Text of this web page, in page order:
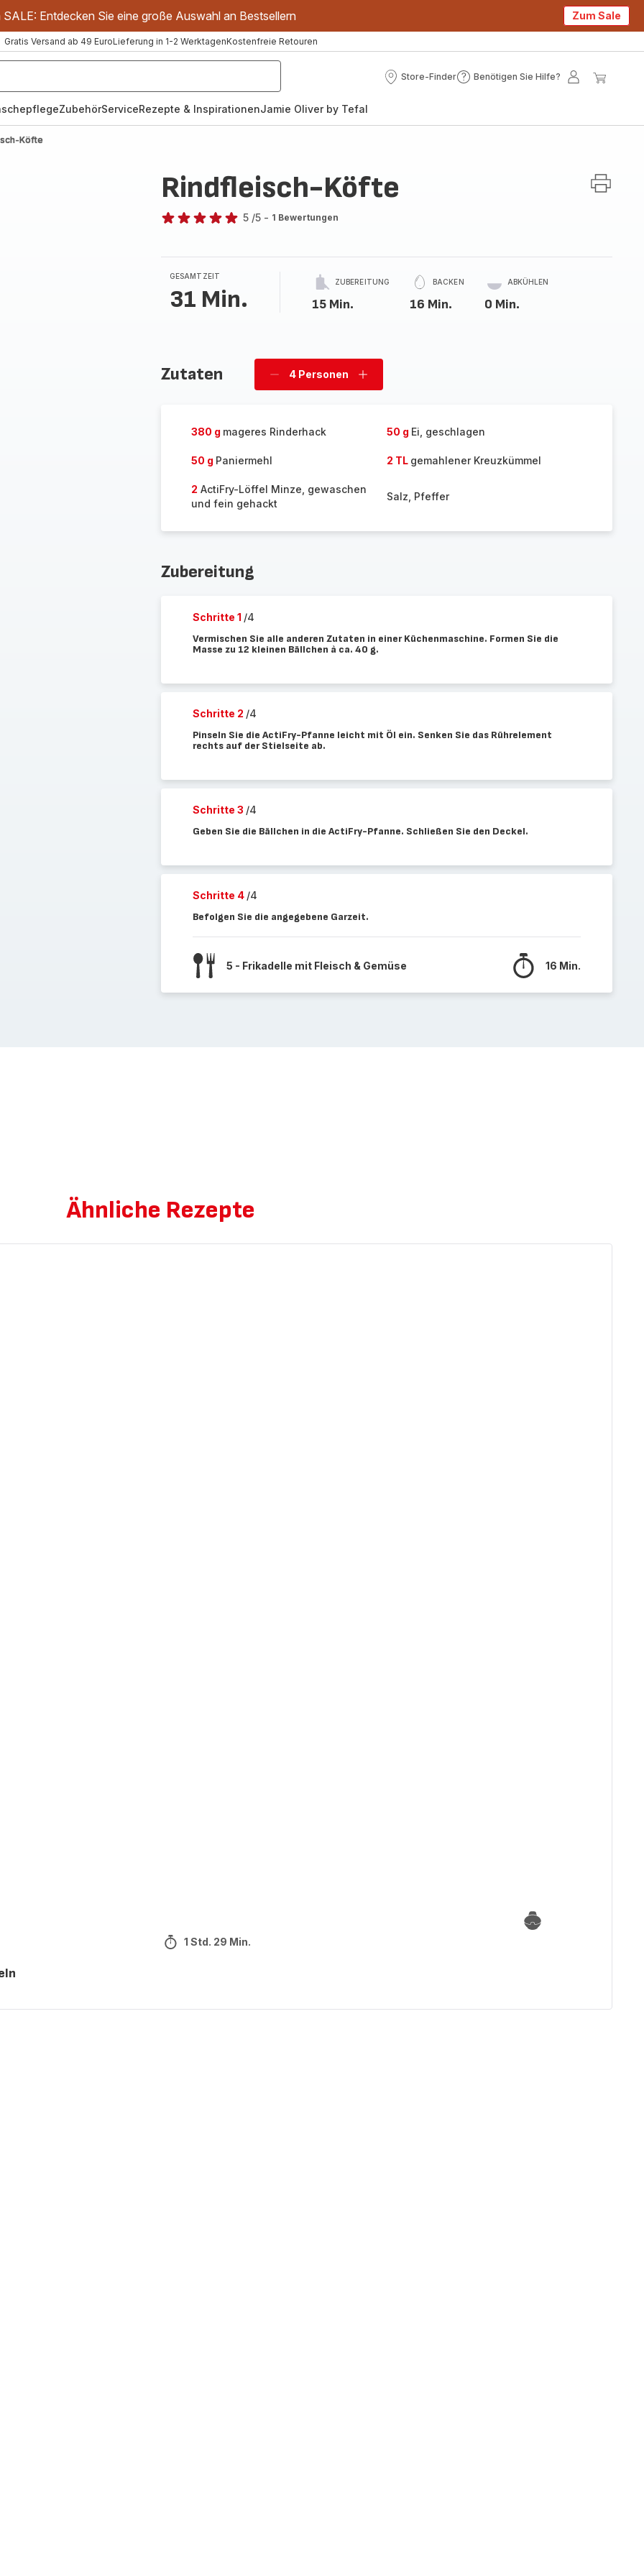
SALE: Entdecken Sie eine große Auswahl an Bestsellern Zum Sale
Gratis Versand ab 49 EuroLieferung in 1-2 WerktagenKostenfreie Retouren
Store-Finder
Store-
Benötigen Sie Hilfe?
Benötigen
Mein
ZubehörServiceRezepte & InspirationenJamie Oliver by Tefal
Köfte
Rindfleisch-Köfte
5
Sternen
(Durchschnitt)
5 /5 - 1 Bewertungen
GESAMTZEIT
31 Min.
ZUBEREITUNG
15 Min.
BACKEN
16 Min.
ABKÜHLEN
0 Min.
Zutaten
Personen
4 Personen
Personen
380 g mageres Rinderhack 50 g Ei, geschlagen
50 g Paniermehl 2 TL gemahlener Kreuzkümmel
2 ActiFry-Löffel Minze, gewaschen
und fein gehackt
Salz, Pfeffer
Zubereitung
Schritte 1 /4
Vermischen Sie alle anderen Zutaten in einer Küchenmaschine. Formen Sie die
Masse zu 12 kleinen Bällchen à ca. 40 g.
Schritte 2 /4
Pinseln Sie die ActiFry-Pfanne leicht mit Öl ein. Senken Sie das Rührelement
rechts auf der Stielseite ab.
Schritte 3 /4
Geben Sie die Bällchen in die ActiFry-Pfanne. Schließen Sie den Deckel.
Schritte 4 /4
Befolgen Sie die angegebene Garzeit.
5 - Frikadelle mit Fleisch & Gemüse 16 Min.
Ähnliche Rezepte
1 Std. 29 Min.